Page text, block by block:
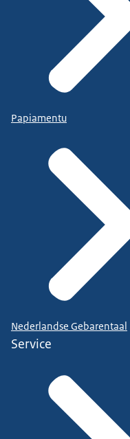
Papiamentu
Nederlandse Gebarentaal
Service